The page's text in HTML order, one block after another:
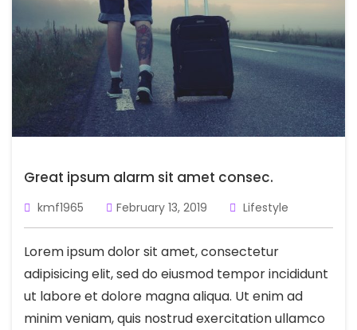
Great ipsum alarm sit amet consec.
kmf1965 February 13, 2019 Lifestyle
Lorem ipsum dolor sit amet, consectetur
adipisicing elit, sed do eiusmod tempor incididunt
ut labore et dolore magna aliqua. Ut enim ad
minim veniam, quis nostrud exercitation ullamco